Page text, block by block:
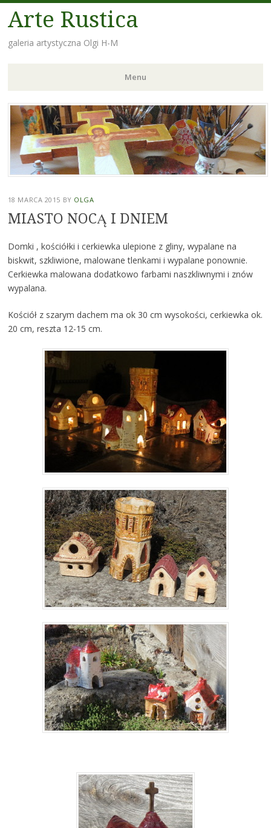
Arte Rustica
galeria artystyczna Olgi H-M
Menu
Skip
to
content
18 MARCA 2015 BY OLGA
MIASTO NOCĄ I DNIEM
Domki , kościółki i cerkiewka ulepione z gliny, wypalane na
biskwit, szkliwione, malowane tlenkami i wypalane ponownie.
Cerkiewka malowana dodatkowo farbami naszkliwnymi i znów
wypalana.
Kościół z szarym dachem ma ok 30 cm wysokości, cerkiewka ok.
20 cm, reszta 12-15 cm.